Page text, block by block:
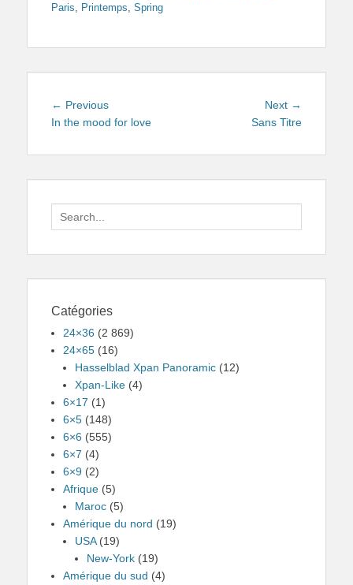
Paris
Printemps Spring
Navigation
de
← PreviousPrevious
post:
In the mood for love
Next →
post:
Sans Titre
Search
for:
Catégories
24×36 (2 869)
24×65 (16)
Hasselblad Xpan Panoramic (12)
Xpan-Like (4)
6×17 (1)
6×5 (148)
6×6 (555)
6×7 (4)
6×9 (2)
Afrique (5)
Maroc (5)
Amérique du nord (19)
USA(19)
New-York (19)
Amérique du sud (4)